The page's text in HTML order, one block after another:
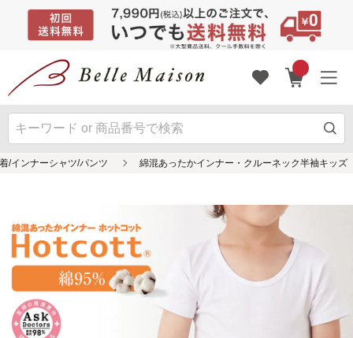
/インナーシャツ/パンツ 綿混あったかインナー・クルーネック半袖キッズ